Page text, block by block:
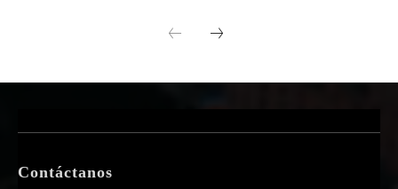
Contáctanos